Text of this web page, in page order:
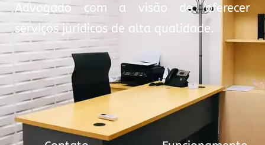
Advogado com a visão de oferecer
serviços jurídicos de alta qualidade.